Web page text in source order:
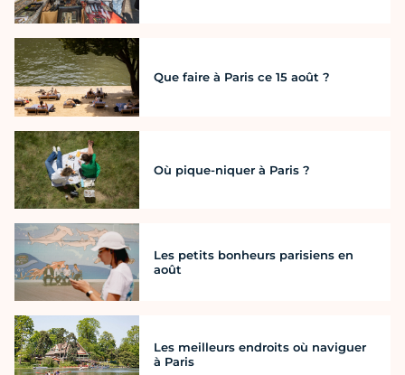
Que faire à Paris ce 15 août ?
Où pique-niquer à Paris ?
Les petits bonheurs parisiens en
août
Les meilleurs endroits où naviguer
à Paris